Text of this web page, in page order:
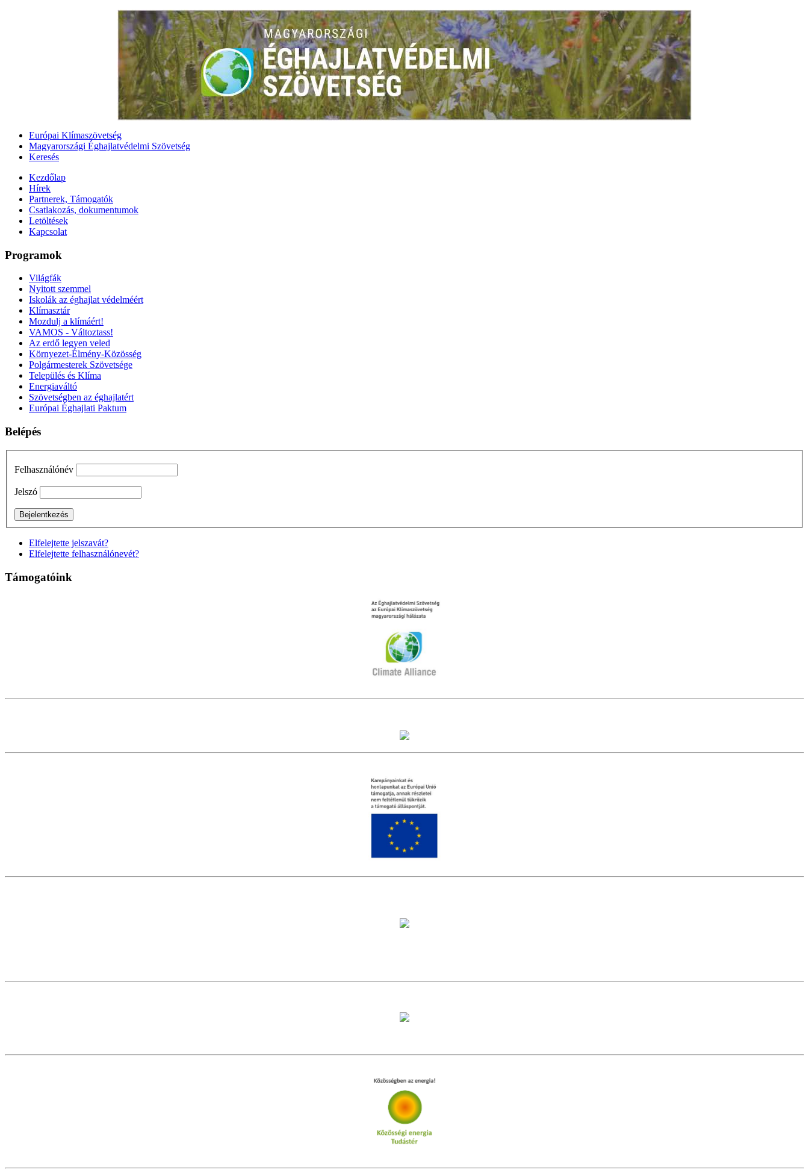
Európai Klímaszövetség
Magyarországi Éghajlatvédelmi Szövetség
Keresés
Kezdőlap
Hírek
Partnerek, Támogatók
Csatlakozás, dokumentumok
Letöltések
Kapcsolat
Programok
Világfák
Nyitott szemmel
Iskolák az éghajlat védelméért
Klímasztár
Mozdulj a klímáért!
VAMOS - Változtass!
Az erdő legyen veled
Környezet-Élmény-Közösség
Polgármesterek Szövetsége
Település és Klíma
Energiaváltó
Szövetségben az éghajlatért
Európai Éghajlati Paktum
Belépés
Felhasználónév
Jelszó
Elfelejtette jelszavát?
Elfelejtette felhasználónevét?
Támogatóink